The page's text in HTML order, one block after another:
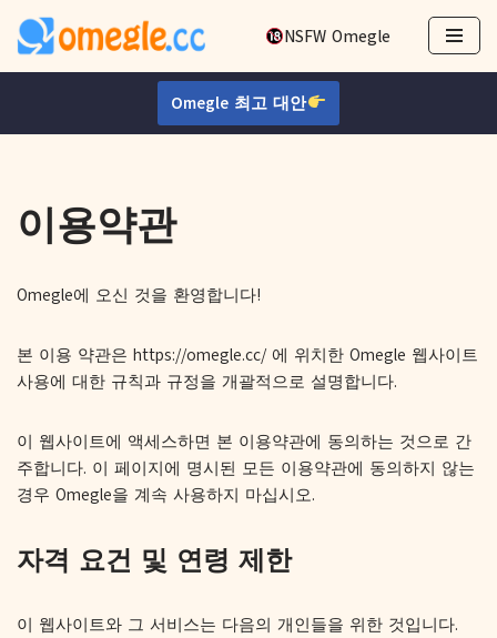
콘
로
뛰
NSFW Omegle
Omegle 최고 대안
이용약관
Omegle에 오신 것을 환영합니다!
본 이용 약관은 https://omegle.cc/ 에 위치한 Omegle 웹사이트
사용에 대한 규칙과 규정을 개괄적으로 설명합니다.
이 웹사이트에 액세스하면 본 이용약관에 동의하는 것으로 간
주합니다. 이 페이지에 명시된 모든 이용약관에 동의하지 않는
경우 Omegle을 계속 사용하지 마십시오.
자격 요건 및 연령 제한
이 웹사이트와 그 서비스는 다음의 개인들을 위한 것입니다.